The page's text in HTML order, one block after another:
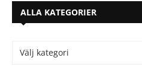
ALLA KATEGORIER